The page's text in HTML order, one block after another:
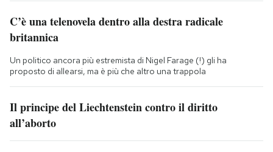
C’è una telenovela dentro alla destra radicale
britannica
Un politico ancora più estremista di Nigel Farage (!) gli ha
proposto di allearsi, ma è più che altro una trappola
Il principe del Liechtenstein contro il diritto
all’aborto